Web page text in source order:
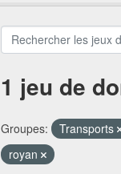
1 jeu de
Groupes: Transports
royan